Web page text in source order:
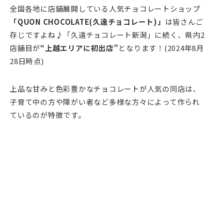
全国各地に店舗展開している人気チョコレートショップ
「QUON CHOCOLATE(久遠チョコレート)」 は皆さんご
存じですよね♪「久遠チョコレート新潟」に続く、県内2
店舗目が“上越エリアに初出店”となります！(2024年8月
28日時点)
上品な甘みと色彩豊かなチョコレートが人気の同店は、
子育て中の方や障がい者など多様な方々によって作られ
ているのが特徴です。